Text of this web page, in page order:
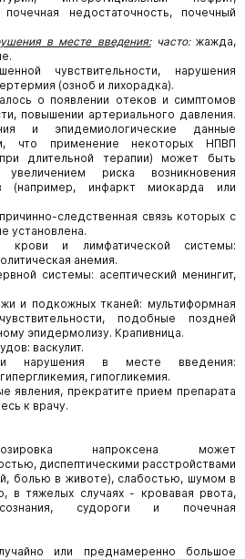
недостаточность, почечный
в месте введения:часто:жажда,
чувствительности, нарушения
(озноб и лихорадка).
о появлении отеков и симптомов
повышении артериального давления.
и эпидемиологические данные
что применение некоторых НПВП
длительной терапии) может быть
риска возникновения
(например, инфаркт миокарда или
следственная связь которых с
установлена.
крови и лимфатической системы:
анемия.
системы: асептический менингит,
и подкожных тканей: мультиформная
подобные поздней
эпидермолизу. Крапивница.
васкулит.
нарушения в месте введения:
гипогликемия.
явления, прекратите прием препарата
к врачу.
напроксена может
диспептическими расстройствами
болью в животе), слабостью, шумом в
в тяжелых случаях - кровавая рвота,
судороги и почечная
или преднамеренно большое